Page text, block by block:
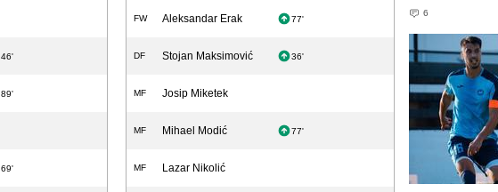
46'
89'
69'
FW Aleksandar Erak 77'
DF Stojan Maksimović 36'
MF Josip Miketek
MF Mihael Modić 77'
MF Lazar Nikolić
6